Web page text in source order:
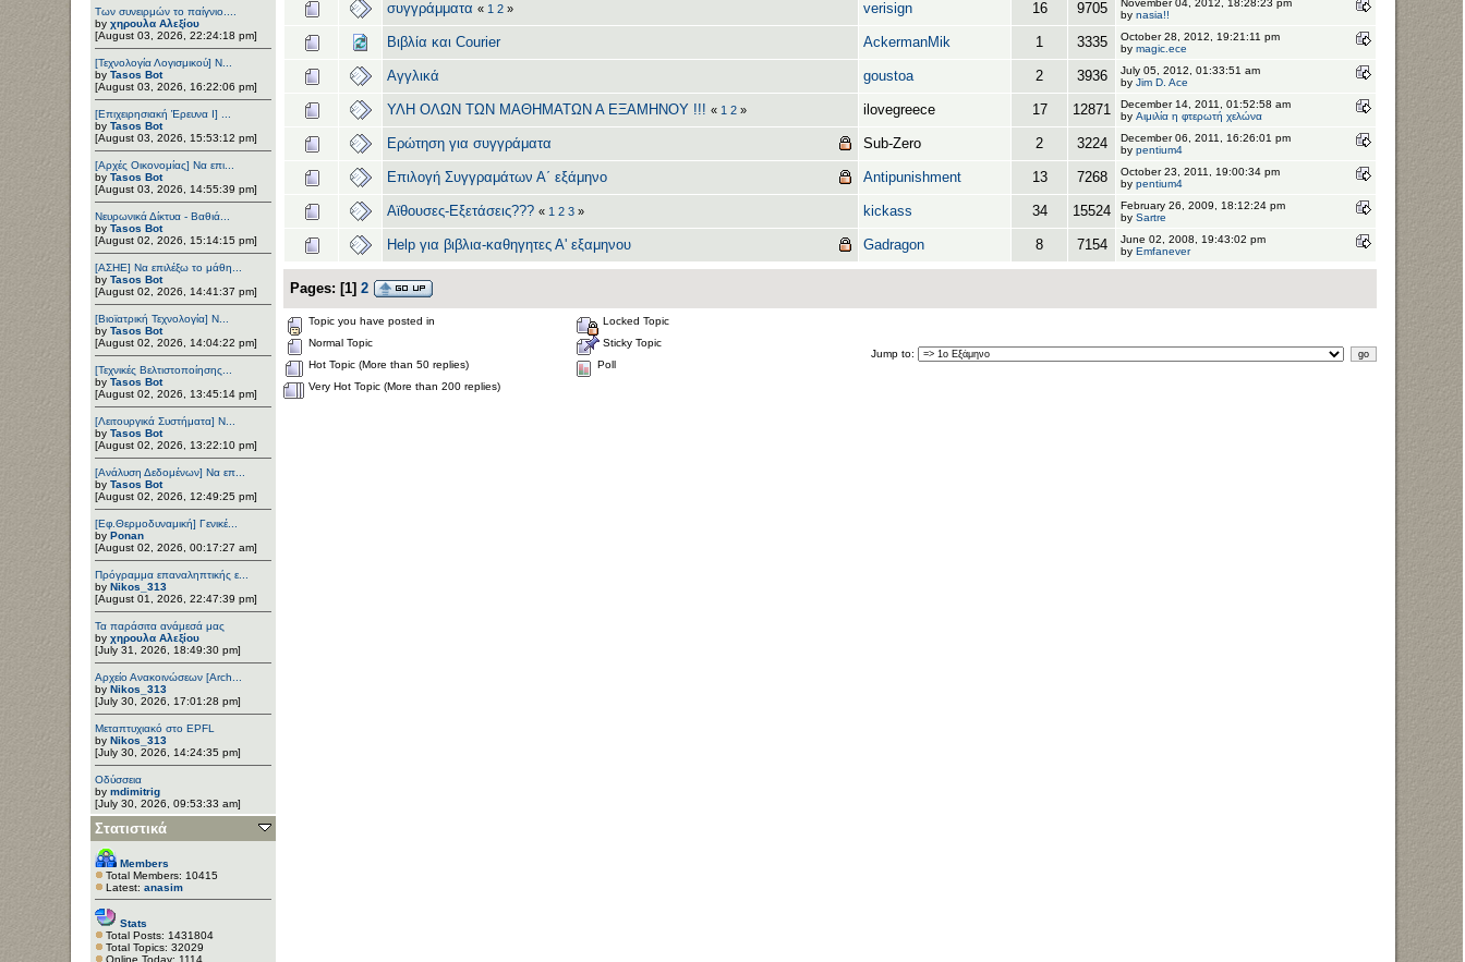
Των συνειρμών το παίγνιο....
by χηρουλα Αλεξίου
[August 03, 2026, 22:24:18 pm]
[Τεχνολογία Λογισμικού] Ν...
by Tasos Bot
[August 03, 2026, 16:22:06 pm]
[Επιχειρησιακή Έρευνα Ι] ...
by Tasos Bot
[August 03, 2026, 15:53:12 pm]
[Αρχές Οικονομίας] Να επι...
by Tasos Bot
[August 03, 2026, 14:55:39 pm]
Νευρωνικά Δίκτυα - Βαθιά...
by Tasos Bot
[August 02, 2026, 15:14:15 pm]
[ΑΣΗΕ] Να επιλέξω το μάθη...
by Tasos Bot
[August 02, 2026, 14:41:37 pm]
[Βιοϊατρική Τεχνολογία] Ν...
by Tasos Bot
[August 02, 2026, 14:04:22 pm]
[Τεχνικές Βελτιστοποίησης...
by Tasos Bot
[August 02, 2026, 13:45:14 pm]
[Λειτουργικά Συστήματα] Ν...
by Tasos Bot
[August 02, 2026, 13:22:10 pm]
[Ανάλυση Δεδομένων] Να επ...
by Tasos Bot
[August 02, 2026, 12:49:25 pm]
[Εφ.Θερμοδυναμική] Γενικέ...
by Ponan
[August 02, 2026, 00:17:27 am]
Πρόγραμμα επαναληπτικής ε...
by Nikos_313
[August 01, 2026, 22:47:39 pm]
Τα παράσιτα ανάμεσά μας
by χηρουλα Αλεξίου
[July 31, 2026, 18:49:30 pm]
Αρχείο Ανακοινώσεων [Arch...
by Nikos_313
[July 30, 2026, 17:01:28 pm]
Μεταπτυχιακό στο EPFL
by Nikos_313
[July 30, 2026, 14:24:35 pm]
Οδύσσεια
by mdimitrig
[July 30, 2026, 09:53:33 am]
Στατιστικά
Members
Total Members: 10415
Latest: anasim
Stats
Total Posts: 1431804
Total Topics: 32029
Online Today: 1114
συγγράμματα « 1 2 » verisign 16 9705
by nasia!!
Βιβλία και Courier AckermanMik 1 3335
October 28, 2012, 19:21:11 pm
by magic.ece
Αγγλικά goustoa 2 3936
July 05, 2012, 01:33:51 am
by Jim D. Ace
ΥΛΗ ΟΛΩΝ ΤΩΝ ΜΑΘΗΜΑΤΩΝ Α ΕΞΑΜΗΝΟΥ !!! « 1 2 » ilovegreece 17 12871
December 14, 2011, 01:52:58 am
by Αιμιλία η φτερωτή χελώνα
Ερώτηση για συγγράματα Sub-Zero 2 3224
December 06, 2011, 16:26:01 pm
by pentium4
Επιλογή Συγγραμάτων Α΄ εξάμηνο Antipunishment 13 7268
October 23, 2011, 19:00:34 pm
by pentium4
Αϊθουσες-Εξετάσεις??? « 1 2 3 » kickass 34 15524
February 26, 2009, 18:12:24 pm
by Sartre
Help για βιβλια-καθηγητες Α' εξαμηνου Gadragon 8 7154
June 02, 2008, 19:43:02 pm
by Emfanever
Pages: [1] 2
Topic you have posted in
Normal Topic
Hot Topic (More than 50 replies)
Very Hot Topic (More than 200 replies)
Locked Topic
Sticky Topic
Poll
Jump to: